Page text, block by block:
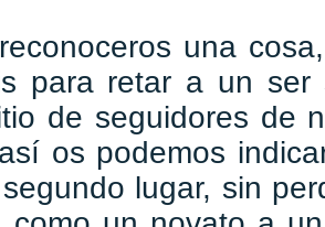
una
para retar a un
de seguidores de
os podemos
lugar, sin